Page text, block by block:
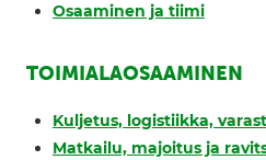
Osaaminen ja tiimi
TOIMIALAOSAAMINEN
Kuljetus, logistiikka,
Matkailu, majoitus ja